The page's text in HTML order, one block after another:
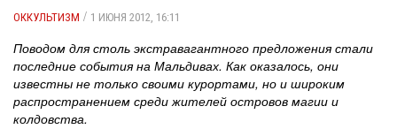
ОККУЛЬТИЗМ / 1 ИЮНЯ 2012, 16:11
Поводом для столь экстравагантного предложения стали
последние события на Мальдивах. Как оказалось, они
известны не только своими курортами, но и широким
распространением среди жителей островов магии и
колдовства.